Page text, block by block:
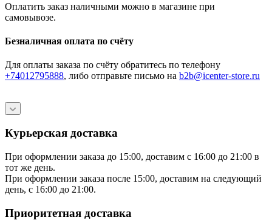
Оплатить заказ наличными можно в магазине при
самовывозе.
Безналичная оплата по счёту
Для оплаты заказа по счёту обратитесь по телефону
+74012795888, либо отправьте письмо на b2b@icenter-store.ru
Курьерская доставка
При оформлении заказа до 15:00, доставим с 16:00 до 21:00 в
тот же день.
При оформлении заказа после 15:00, доставим на следующий
день, с 16:00 до 21:00.
Приоритетная доставка